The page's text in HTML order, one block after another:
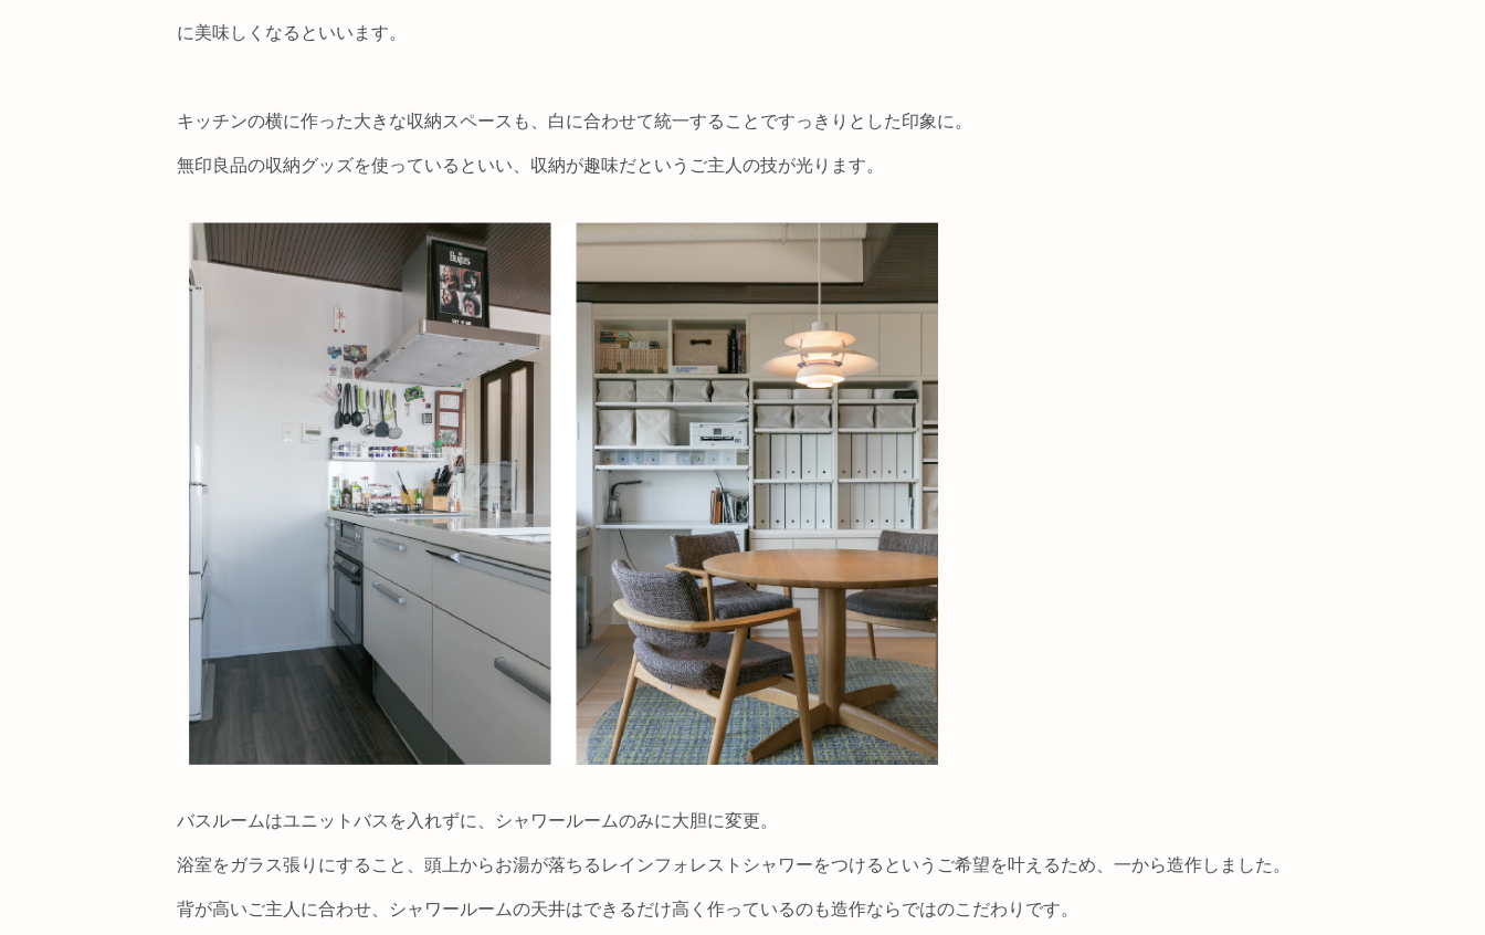
に美味しくなるといいます。
キッチンの横に作った大きな収納スペースも、白に合わせて統一することですっきりとした印象に。
無印良品の収納グッズを使っているといい、収納が趣味だというご主人の技が光ります。
バスルームはユニットバスを入れずに、シャワールームのみに大胆に変更。
浴室をガラス張りにすること、頭上からお湯が落ちるレインフォレストシャワーをつけるというご希望を叶えるため、一から造作しました。
背が高いご主人に合わせ、シャワールームの天井はできるだけ高く作っているのも造作ならではのこだわりです。